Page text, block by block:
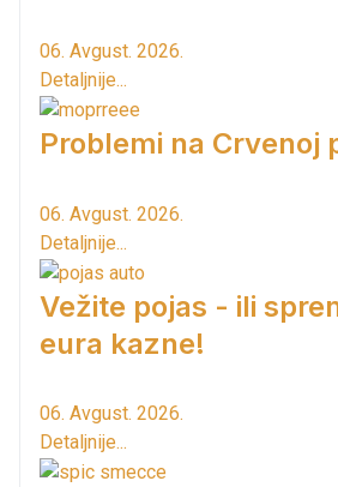
06. Avgust. 2026.
Detaljnije...
Problemi na Crvenoj
06. Avgust. 2026.
Detaljnije...
Vežite pojas - ili
eura kazne!
06. Avgust. 2026.
Detaljnije...